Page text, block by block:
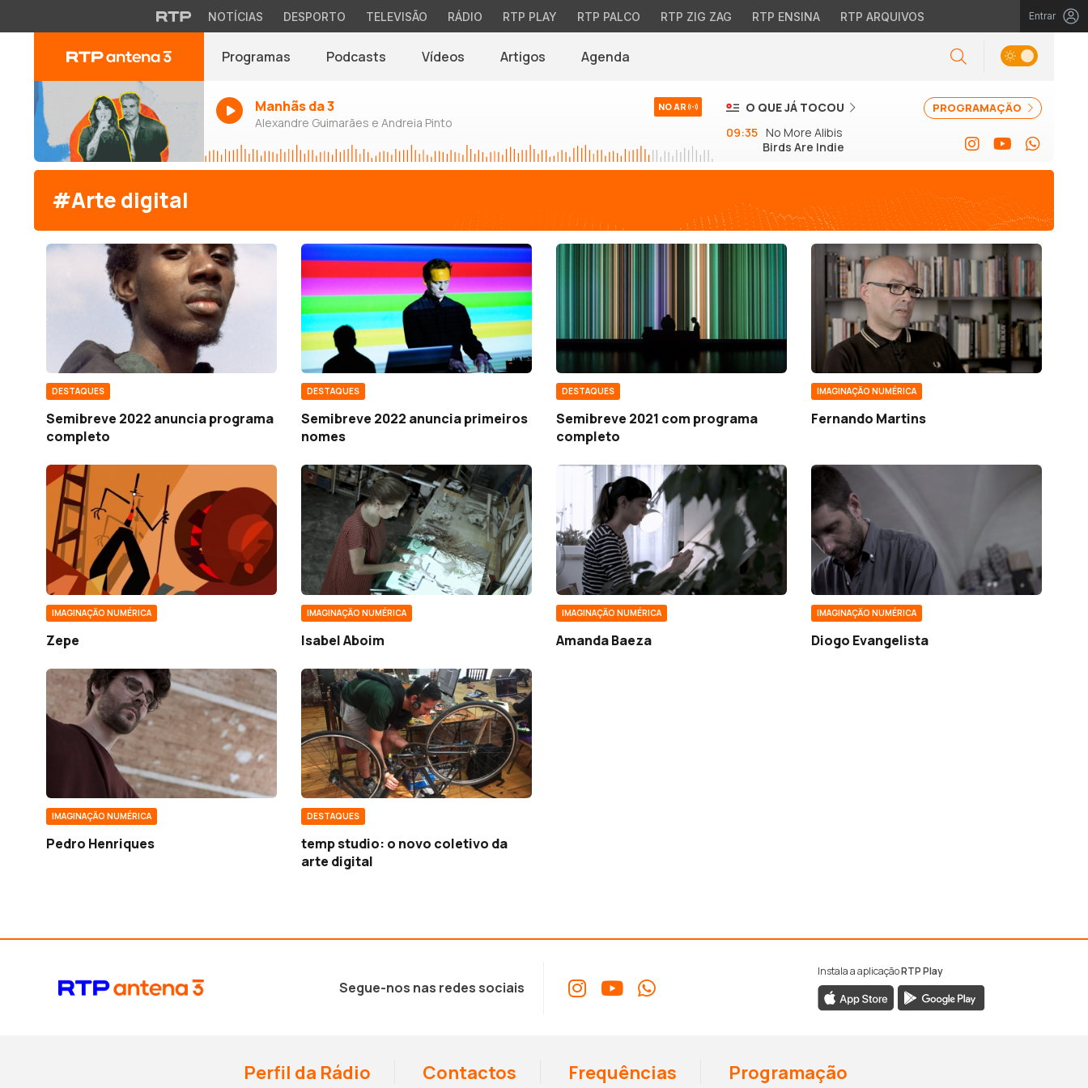
NOTÍCIAS DESPORTO TELEVISÃO RÁDIO RTP PLAY RTP PALCO RTP ZIG ZAG RTP ENSINA RTP ARQUIVOS Entrar
Programas Podcasts Vídeos Artigos Agenda
Manhãs da 3
Alexandre Guimarães e Andreia Pinto
NO AR PROGRAMAÇÃO
O QUE JÁ TOCOU
09:35 No More Alibis
Birds Are Indie
#Arte digital
DESTAQUES
Semibreve 2022 anuncia programa
completo
DESTAQUES
Semibreve 2022 anuncia primeiros
nomes
DESTAQUES
Semibreve 2021 com programa
completo
IMAGINAÇÃO NUMÉRICA
Fernando Martins
IMAGINAÇÃO NUMÉRICA
Zepe
IMAGINAÇÃO NUMÉRICA
Isabel Aboim
IMAGINAÇÃO NUMÉRICA
Amanda Baeza
IMAGINAÇÃO NUMÉRICA
Diogo Evangelista
IMAGINAÇÃO NUMÉRICA
Pedro Henriques
DESTAQUES
temp studio: o novo coletivo da
arte digital
Segue-nos nas redes sociais
Instala a aplicaçãoRTP Play
Perfil da Rádio Contactos Frequências Programação